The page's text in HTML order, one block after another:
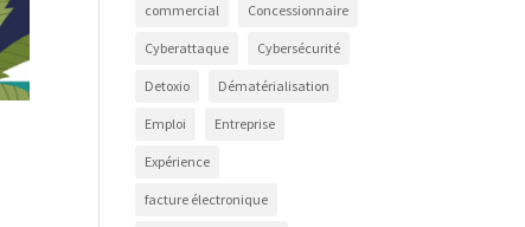
commercial Concessionnaire
Cyberattaque Cybersécurité
Detoxio Dématérialisation
Emploi Entreprise
Expérience
facture électronique